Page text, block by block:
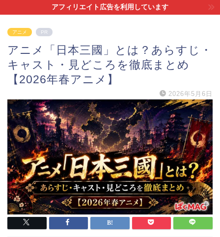
アフィリエイト広告を利用しています
アニメ PR
アニメ「日本三國」とは？あらすじ・
キャスト・見どころを徹底まとめ
【2026年春アニメ】
2026年5月6日